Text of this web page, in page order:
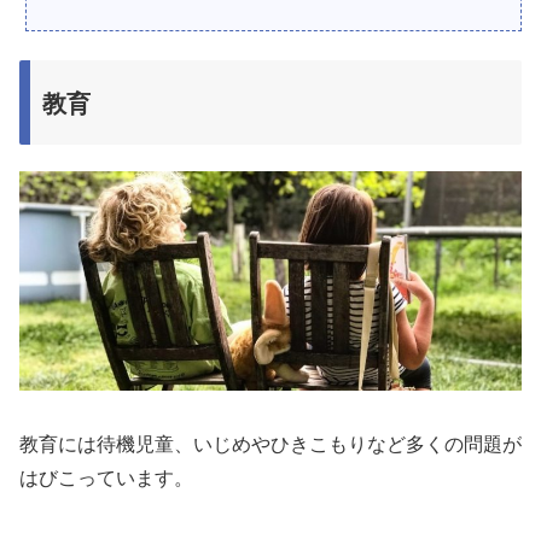
教育
教育には待機児童、いじめやひきこもりなど多くの問題が
はびこっています。